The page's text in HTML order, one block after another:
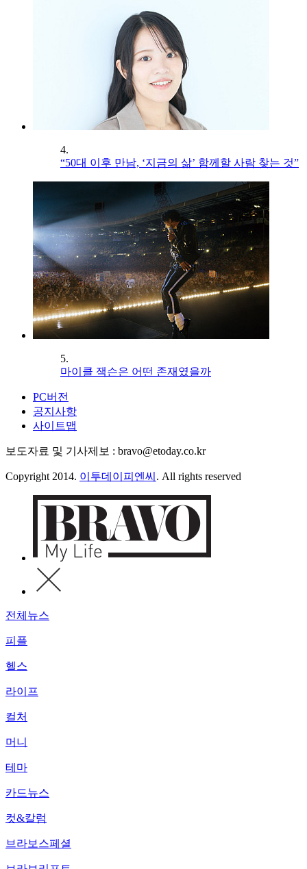
4.
“50대 이후 만남, ‘지금의 삶’ 함께할 사람 찾는 것”
5.
마이클 잭슨은 어떤 존재였을까
PC버전
공지사항
사이트맵
보도자료 및 기사제보 : bravo@etoday.co.kr
Copyright 2014. 이투데이피엔씨 . All rights reserved
전체뉴스
피플
헬스
라이프
컬처
머니
테마
카드뉴스
컷&칼럼
브라보스페셜